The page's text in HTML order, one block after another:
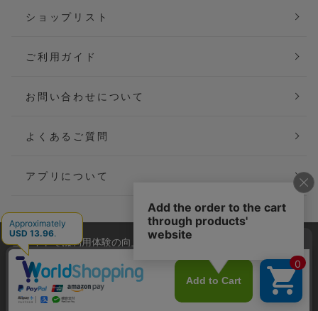
ショップリスト
ご利用ガイド
お問い合わせについて
よくあるご質問
アプリについて
会社概要
ご利用規約
個人情報保護方針
当サイトでは利用体験の向上およびコンテンツの最適な提供、ト
ラフィックの分析を目的としてCookieを使用しています。
サイトの閲覧を継続された場合、Cookieの利用に同意したことも
のといたします。
詳細については
プライバシーポリシーをご確認ください。